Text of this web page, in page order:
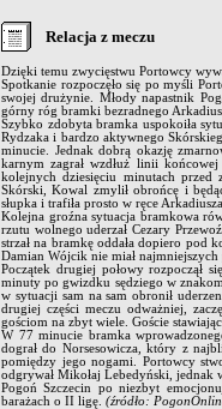
Relacja z meczu
Dzięki temu zwycięstwu Portowcy
Spotkanie rozpoczęło się po myśli
swojej drużynie. Młody napastnik
górny róg bramki bezradnego
Szybko zdobyta bramka uspokoiła
Rydzaka i bardzo aktywnego
minucie. Jednak dobrą okazję
karnym zagrał wzdłuż linii
kolejnych dziesięciu minutach przed
Skórski, Kowal zmylił obrońcę i
słupka i trafiła prosto w ręce
Kolejna groźna sytuacja bramkowa
rzutu wolnego uderzał Cezary
strzał na bramkę oddała dopiero pod
Damian Wójcik nie miał najmniejszych
Początek drugiej połowy rozpoczął
minuty po gwizdku sędziego w
w sytuacji sam na sam obronił
drugiej części meczu odważniej,
gościom na zbyt wiele. Goście
W 77 minucie bramka
dograł do Norsesowicza, który z
pomiędzy jego nogami. Portowcy
odgrywał Mikołaj Lebedyński, jednak
Pogoń Szczecin po niezbyt
barażach o II ligę. (źródło: